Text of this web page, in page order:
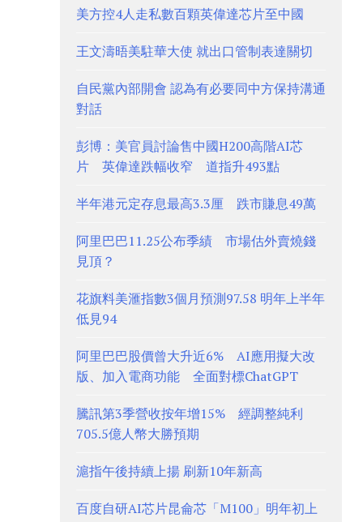
美方控4人走私數百顆英偉達芯片至中國
王文濤晤美駐華大使 就出口管制表達關切
自民黨內部開會 認為有必要同中方保持溝通
對話
彭博：美官員討論售中國H200高階AI芯
片 英偉達跌幅收窄 道指升493點
半年港元定存息最高3.3厘 跌市賺息49萬
阿里巴巴11.25公布季績 市場估外賣燒錢
見頂？
花旗料美滙指數3個月預測97.58 明年上半年
低見94
阿里巴巴股價曾大升近6% AI應用擬大改
版、加入電商功能 全面對標ChatGPT
騰訊第3季營收按年增15% 經調整純利
705.5億人幣大勝預期
滬指午後持續上揚 刷新10年新高
百度自研AI芯片昆侖芯「M100」明年初上